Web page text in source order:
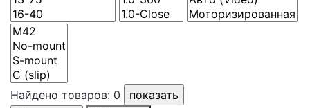
Найдено товаров: 0